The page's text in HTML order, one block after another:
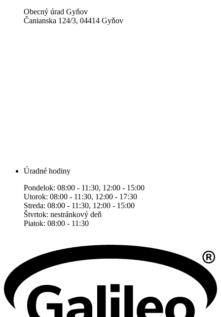
Obecný úrad Gyňov
Čanianska 124/3, 04414 Gyňov
Úradné hodiny
Pondelok: 08:00 - 11:30, 12:00 - 15:00
Utorok: 08:00 - 11:30, 12:00 - 17:30
Streda: 08:00 - 11:30, 12:00 - 15:00
Štvrtok: nestránkový deň
Piatok: 08:00 - 11:30